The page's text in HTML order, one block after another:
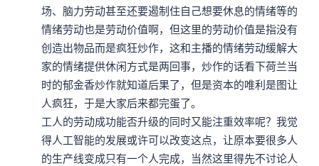
场、脑力劳动甚至还要遏制住自己想要休息的情绪等的
情绪劳动也是劳动价值啊，但这里的劳动价值是指没有
创造出物品而是疯狂炒作，这和主播的情绪劳动缓解大
家的情绪提供休闲方式是两回事，炒作的话看下荷兰当
时的郁金香炒作就知道后果了，但是资本的唯利是图让
人疯狂，于是大家后来都完蛋了。
工人的劳动成功能否升级的同时又能注重效率呢？我觉
得人工智能的发展或许可以改变这点，让原本要很多人
的生产线变成只有一个人完成，当然这里得先不讨论人